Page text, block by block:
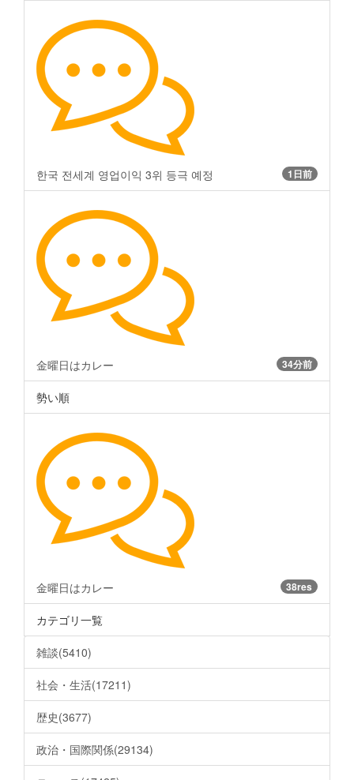
한국 전세계 영업이익 3위 등극 예정 1日前
金曜日はカレー 34分前
勢い順
金曜日はカレー 38res
カテゴリ一覧
雑談(5410)
社会・生活(17211)
歴史(3677)
政治・国際関係(29134)